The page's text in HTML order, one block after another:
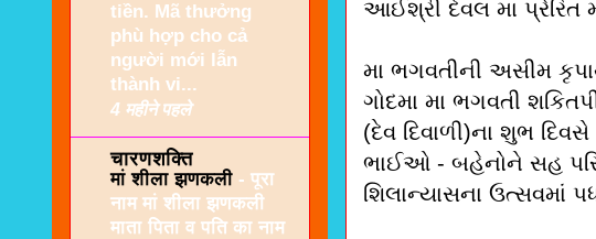
આઈશ્રી દેવલ મા પ્રેરિત
મા ભગવતીની અસીમ
ગોદમા મા ભગવતી
(દેવ દિવાળી)ના શુભ
ભાઈઓ - બહેનોને સહ
શિલાન્યાસના ઉત્સવમાં
tiền. Mã thưởng
phù hợp cho cả
người mới lẫn
thành vi...
4 महीने पहले
चारणशक्ति
मां शीला झणकली - पूरा
नाम मां शीला झणकली
माता पिता व पति का नाम